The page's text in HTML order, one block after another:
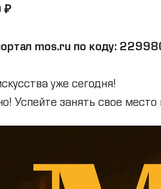
₽
mos.ru по коду:
уже сегодня!
Успейте занять свое место